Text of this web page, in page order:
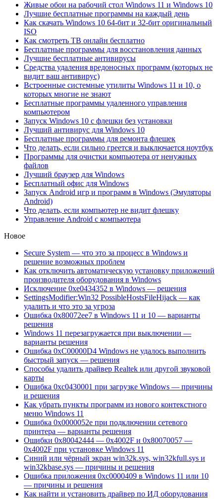
Живые обои на рабочий стол Windows 11 и Windows 10
Лучшие бесплатные программы на каждый день
Как скачать Windows 10 64-бит и 32-бит оригинальный
ISO
Как смотреть ТВ онлайн бесплатно
Бесплатные программы для восстановления данных
Лучшие бесплатные антивирусы
Средства удаления вредоносных программ (которых не
видит ваш антивирус)
Встроенные системные утилиты Windows 11 и 10, о
которых многие не знают
Бесплатные программы удаленного управления
компьютером
Запуск Windows 10 с флешки без установки
Лучший антивирус для Windows 10
Бесплатные программы для ремонта флешек
Что делать, если сильно греется и выключается ноутбук
Программы для очистки компьютера от ненужных
файлов
Лучший браузер для Windows
Бесплатный офис для Windows
Запуск Android игр и программ в Windows (Эмуляторы
Android)
Что делать, если компьютер не видит флешку
Управление Android с компьютера
Новое
Secure System — что это за процесс в Windows и
решение возможных проблем
Как отключить автоматическую установку приложений
производителя оборудования в Windows
Исключение 0xe0434352 в Windows — решения
SettingsModifier:Win32 PossibleHostsFileHijack — как
удалить и что это за угроза
Ошибка 0x80072ee7 в Windows 11 и 10 — варианты
решения
Windows 11 перезагружается при выключении —
варианты решения
Ошибка 0xC00000D4 Windows не удалось выполнить
быстрый запуск — решения
Способы удалить драйвер Realtek или другой звуковой
карты
Ошибка 0xc0430001 при загрузке Windows — причины
и решения
Как убрать пункты программ из нового контекстного
меню Windows 11
Ошибка 0x0000052e при подключении сетевого
принтера — варианты решения
Ошибки 0x80042444 — 0x4002F и 0x80070057 —
0x4002F при установке Windows 11
Синий или чёрный экран win32k.sys, win32kfull.sys и
win32kbase.sys — причины и решения
Ошибка приложения 0xc0000409 в Windows 11 или 10
— причины и решения
Как найти и установить драйвер по ИД оборудования